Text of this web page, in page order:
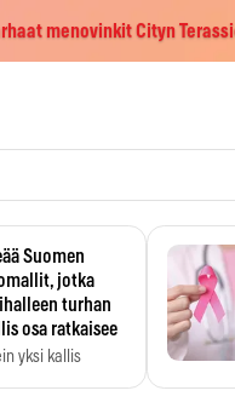
menovinkit Cityn
Suomen
jotka
turhan
osa ratkaisee
yksi kallis